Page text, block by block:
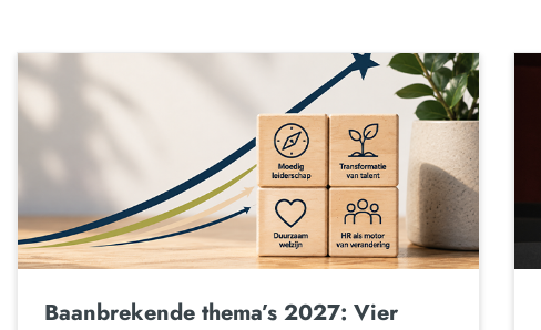
Baanbrekende thema’s 2027: Vier